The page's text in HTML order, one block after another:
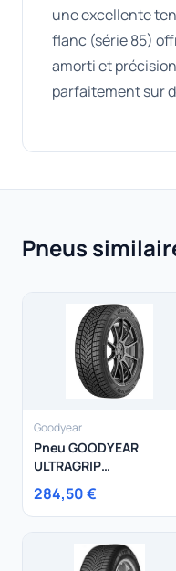
une excellente
flanc (série 85)
amorti et
parfaitement sur
Pneus
Goodyear
Pneu GOODYEAR
ULTRAGRIP
PERFORMANCE + SUV
255/50R20 109V
284,50 €